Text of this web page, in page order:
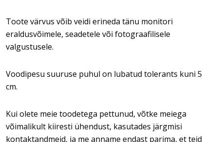
Toote värvus võib veidi erineda tänu monitori
eraldusvõimele, seadetele või fotograafilisele
valgustusele.
Voodipesu suuruse puhul on lubatud tolerants kuni 5
cm.
Kui olete meie toodetega pettunud, võtke meiega
võimalikult kiiresti ühendust, kasutades järgmisi
kontaktandmeid, ja me anname endast parima, et teid